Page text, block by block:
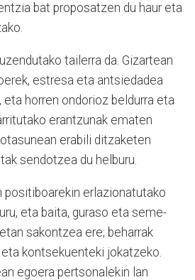
bat proposatzen du haur eta
tailerra da. Gizartean
estresa eta antsiedadea
horren ondorioz beldurra eta
erantzunak ematen
erabili ditzaketen
sendotzea du helburu.
positiboarekin erlazionatutako
eta baita, guraso eta seme-
sakontzea ere; beharrak
kontsekuenteki jokatzeko.
egoera pertsonalekin lan